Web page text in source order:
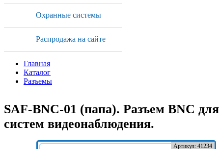
Охранные системы
Распродажа на сайте
Главная
Каталог
Разъемы
SAF-BNC-01 (папа). Разъем BNC для
систем видеонаблюдения.
Артикул: 41234